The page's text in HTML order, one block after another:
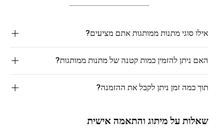
אילו סוגי מתנות ממותגות אתם מציעים?
האם ניתן להזמין כמות קטנה של מתנות ממותגות?
תוך כמה זמן ניתן לקבל את ההזמנה?
שאלות על מיתוג והתאמה אישית